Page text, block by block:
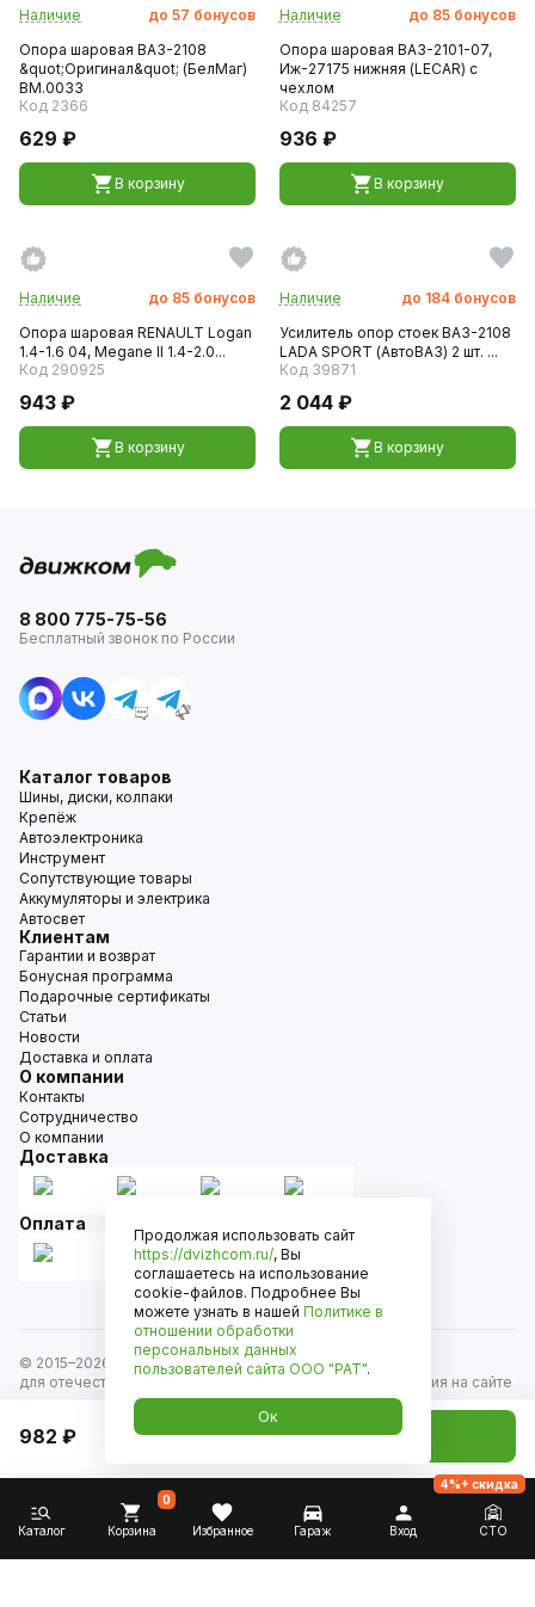
Наличие до 57 бонусов
Опора шаровая ВАЗ-2108
&quot;Оригинал&quot; (БелМаг)
BM.0033
Код 2366
629 ₽
В корзину
Наличие до 85 бонусов
Опора шаровая ВАЗ-2101-07,
Иж-27175 нижняя (LECAR) с
чехлом
Код 84257
936 ₽
В корзину
Наличие до 85 бонусов
Опора шаровая RENAULT Logan
1.4-1.6 04, Megane II 1.4-2.0...
Код 290925
943 ₽
В корзину
Наличие до 184 бонусов
Усилитель опор стоек ВАЗ-2108
LADA SPORT (АвтоВАЗ) 2 шт. ...
Код 39871
2 044 ₽
В корзину
982 ₽ Добавить в корзину
8 800 775-75-56
Бесплатный звонок по России
Каталог товаров
Шины, диски, колпаки
Крепёж
Автоэлектроника
Инструмент
Сопутствующие товары
Аккумуляторы и электрика
Автосвет
Клиентам
Гарантии и возврат
Бонусная программа
Подарочные сертификаты
Статьи
Новости
Доставка и оплата
О компании
Контакты
Сотрудничество
О компании
Доставка
Оплата
© 2015–2026
Движком — сеть магазинов автозапчастей
для отечественных автомобилей и иномарок. Информация на сайте
носит исключительно информационный характер и не является
публичной офертой, определяемой положениями
ст. 437 Гражданского кодекса РФ. Все права защищены.
Каталог Корзина
0
Избранное Гараж Вход СТО
4%+ скидка
Продолжая использовать сайт
https://dvizhcom.ru/, Вы
соглашаетесь на использование
cookie-файлов. Подробнее Вы
можете узнать в нашей Политике в
отношении обработки
персональных данных
пользователей сайта ООО "РАТ".
Ок